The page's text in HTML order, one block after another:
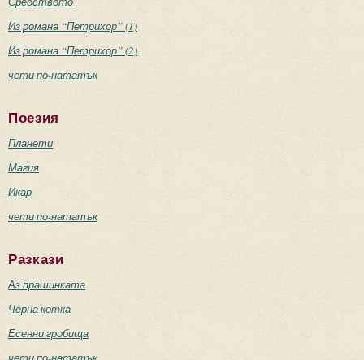
Из романа “Петрихор” (1)
Из романа “Петрихор” (2)
чети по-нататък
Поезия
Планети
Магия
Икар
чети по-нататък
Разкази
Аз прашинката
Черна котка
Есенни гробища